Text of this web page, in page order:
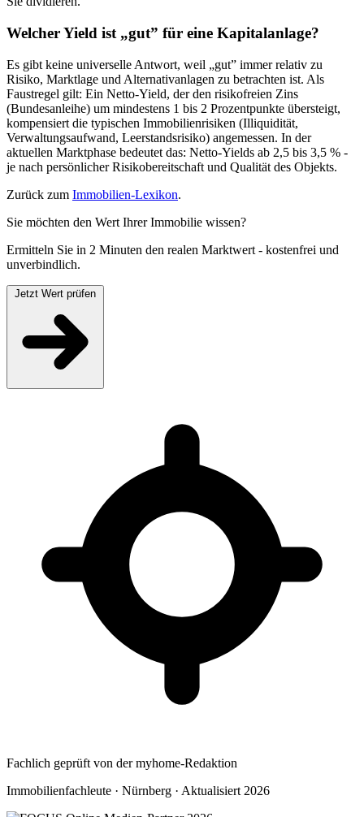
Welcher Yield ist „gut” für eine Kapitalanlage?
Es gibt keine universelle Antwort, weil „gut” immer relativ zu
Risiko, Marktlage und Alternativanlagen zu betrachten ist. Als
Faustregel gilt: Ein Netto-Yield, der den risikofreien Zins
(Bundesanleihe) um mindestens 1 bis 2 Prozentpunkte übersteigt,
kompensiert die typischen Immobilienrisiken (Illiquidität,
Verwaltungsaufwand, Leerstandsrisiko) angemessen. In der
aktuellen Marktphase bedeutet das: Netto-Yields ab 2,5 bis 3,5 % -
je nach persönlicher Risikobereitschaft und Qualität des Objekts.
Zurück zum Immobilien-Lexikon.
Sie möchten den Wert Ihrer Immobilie wissen?
Ermitteln Sie in 2 Minuten den realen Marktwert - kostenfrei und
unverbindlich.
Fachlich geprüft von der myhome-Redaktion
Immobilienfachleute · Nürnberg · Aktualisiert 2026